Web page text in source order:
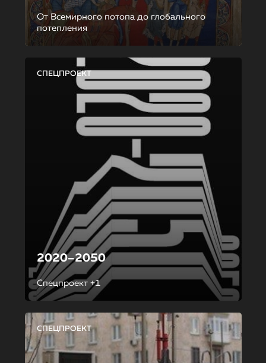
От Всемирного потопа до глобального
потепления
СПЕЦПРОЕКТ
2020–2050
Спецпроект +1
СПЕЦПРОЕКТ